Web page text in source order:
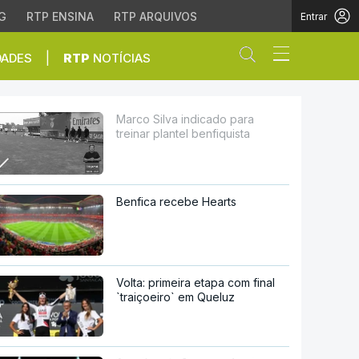
RTP ENSINA RTP ARQUIVOS Entrar
RTP NOTÍCIAS Abrir campo
Marco Silva indicado para
treinar plantel benfiquista
Benfica recebe Hearts
Volta: primeira etapa com final
`traiçoeiro` em Queluz